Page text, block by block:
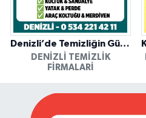
Denizli’de Temizliğin Güvenilir Adresi: Özkan Yerinde Yıkama
DENIZLI TEMIZLIK
FIRMALARI